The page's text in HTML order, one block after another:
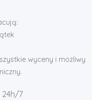
wyceny i możliwy
7